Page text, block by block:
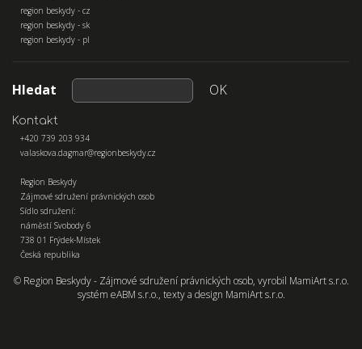
region beskydy - cz
region beskydy - sk
region beskydy - pl
Hledat OK
Kontakt
+420 739 203 934
valaskova.dagmar@regionbeskydy.cz
Region Beskydy
Zájmové sdružení právnických osob
Sídlo sdružení:
náměstí Svobody 6
738 01 Frýdek-Místek
Česká republika
© Region Beskydy - Zájmové sdružení právnických osob, vyrobil MamiArt s.r.o.
systém eABM s.r.o., texty a design MamiArt s.r.o.